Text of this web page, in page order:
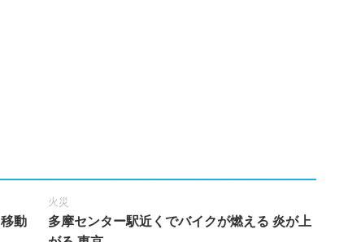
動
火災
多摩センター駅近くでバイクが燃える 炎が上